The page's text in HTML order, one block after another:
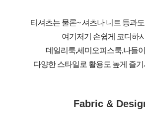
티셔츠는 물론~ 셔츠나 니트 등과
여기저기 손쉽게 코디하
데일리룩,세미오피스룩,나들
다양한 스타일로 활용도 높게 즐
Fabric &